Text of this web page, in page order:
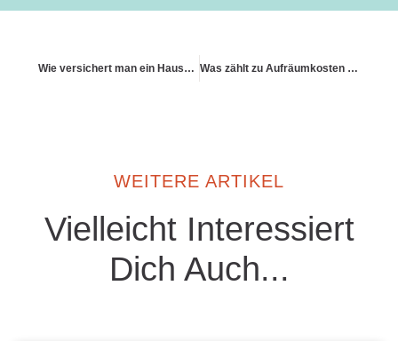
Wie versichert man ein Hausboot als Wohngebäude? Was zählt zu Aufräumkosten und wer übernimmt sie
WEITERE ARTIKEL
Vielleicht Interessiert
Dich Auch...